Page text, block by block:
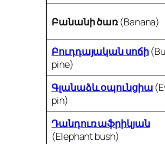
Բանանի ծառ(Banana)
Բուդդայական սոճի
pine)
Գլանաձև օպունցիա
pin)
Դանդուռ աֆրիկյան
(Elephant bush)